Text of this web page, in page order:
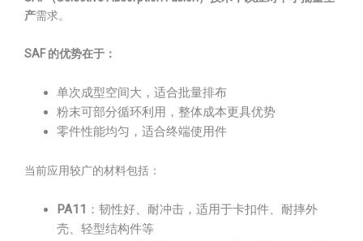
产需求。
SAF 的优势在于：
单次成型空间大，适合批量排布
粉末可部分循环利用，整体成本更具优势
零件性能均匀，适合终端使用件
当前应用较广的材料包括：
PA11 ：韧性好、耐冲击，适用于卡扣件、耐摔外
壳、轻型结构件等